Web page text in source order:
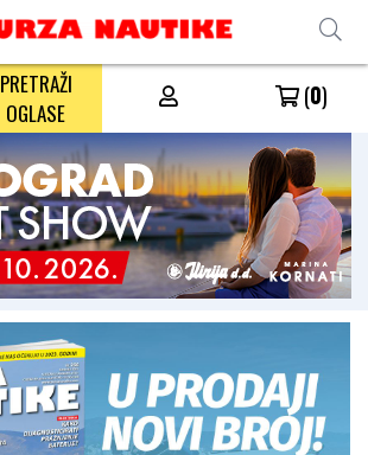
PRETRAŽI
OGLASE
(0)